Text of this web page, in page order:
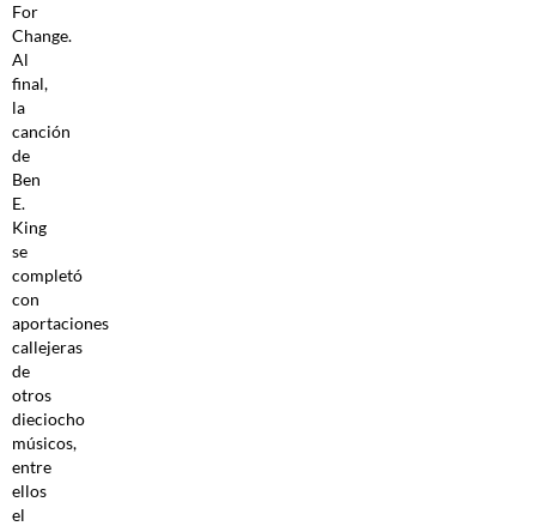
For
Change.
Al
final,
la
canción
de
Ben
E.
King
se
completó
con
aportaciones
callejeras
de
otros
dieciocho
músicos,
entre
ellos
el